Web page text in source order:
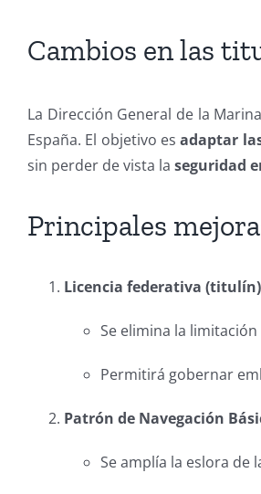
Cambios en las
La Dirección General de la
España. El objetivo esadaptar
sin perder de vista la seguridad
Principales
Licencia federativa (titulín)
Se elimina la
Permitirá gobernar
Patrón de Navegación
Se amplía la eslora de